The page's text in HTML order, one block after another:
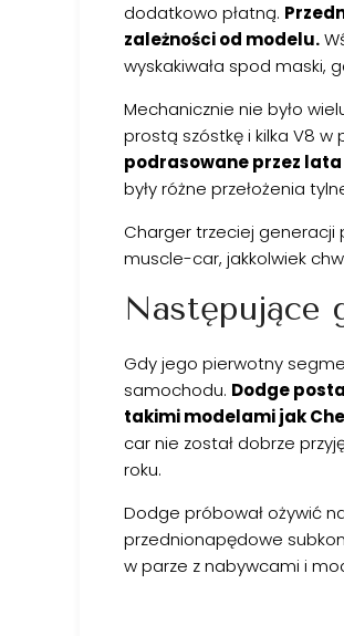
dodatkowo płatną.
zależności od modelu.
wyskakiwała spod maski,
Mechanicznie nie było
prostą szóstkę i kilka V8 w
podrasowane przez lata
były różne przełożenia
Charger trzeciej generacji
muscle-car, jakkolwiek
Następujące
Gdy jego pierwotny
samochodu. Dodge
takimi modelami jak
car nie został dobrze
roku.
Dodge próbował ożywić
przednionapędowe
w parze z nabywcami i